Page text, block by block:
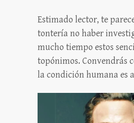
Estimado lector, te
tontería no haber
mucho tiempo estos
topónimos. Convendrás
la condición humana es